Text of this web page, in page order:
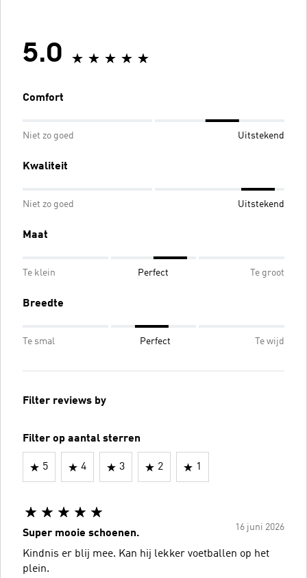
5.0
Comfort
Niet zo goed Uitstekend
Kwaliteit
Niet zo goed Uitstekend
Maat
Te klein Perfect Te groot
Breedte
Te smal Perfect Te wijd
Filter reviews by
Filter op aantal sterren
5 4 3 2 1
16 juni 2026
Super mooie schoenen.
Kindnis er blij mee. Kan hij lekker voetballen op het
plein.